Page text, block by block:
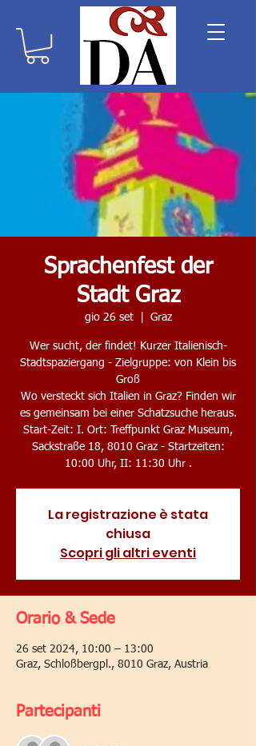
Sprachenfest der
Stadt Graz
gio 26 set
  |
Graz
Wer sucht, der findet! Kurzer Italienisch-
Stadtspaziergang - Zielgruppe: von Klein bis
Groß
Wo versteckt sich Italien in Graz? Finden wir
es gemeinsam bei einer Schatzsuche heraus.
Start-Zeit: I. Ort: Treffpunkt Graz Museum,
Sackstraße 18, 8010 Graz - Startzeiten:
La registrazione è stata
chiusa
Scopri gli altri eventi
Orario & Sede
26 set 2024, 10:00 – 13:00
Graz, Schloßbergpl., 8010 Graz, Austria
Partecipanti